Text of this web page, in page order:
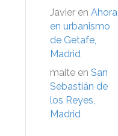
Javier en Ahora
en urbanismo
de Getafe,
Madrid
maite en San
Sebastián de
los Reyes,
Madrid